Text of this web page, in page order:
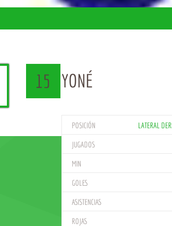
15 YONÉ
POSICIÓN LATERAL
JUGADOS
MIN
GOLES
ASISTENCIAS
ROJAS